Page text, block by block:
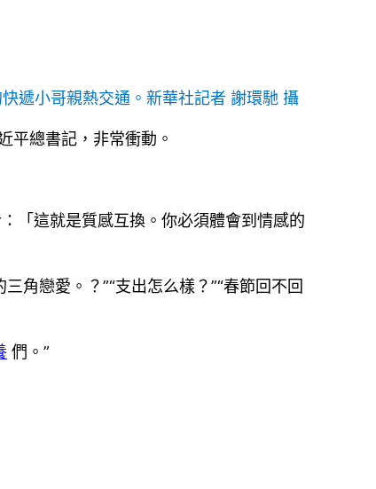
遞小哥親熱交通。新華社記者 謝環馳 攝
平總書記，非常衝動。
「這就是質感互換。你必須體會到情感的
角戀愛。？”“支出怎么樣？”“春節回不回
們。”